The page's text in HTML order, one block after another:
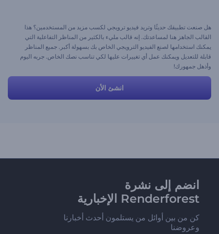
هل صنعت تطبيقك حديثًا وتريد فيديو ترويجي لكسب مزيد من المستخدمين؟ هذا
القالب الجاهز هنا لمساعدتك. إنه قالب مليء بالكثير من المناظر التفاعلية التي
يمكنك استخدامها لصنع الفيديو الترويجي الخاص بك بسهولة أكبر. جميع المناظر
قابلة للتعديل ويمكنك عمل أي تغييرات عليها لكي تناسب نصك الخاص. جربه اليوم
وأذهل جمهورك!
انشئ الأن
انضم إلى نشرة
Renderforest الإخبارية
كن من بين أوائل من يستلمون أحدث أخبارنا
وعروضنا